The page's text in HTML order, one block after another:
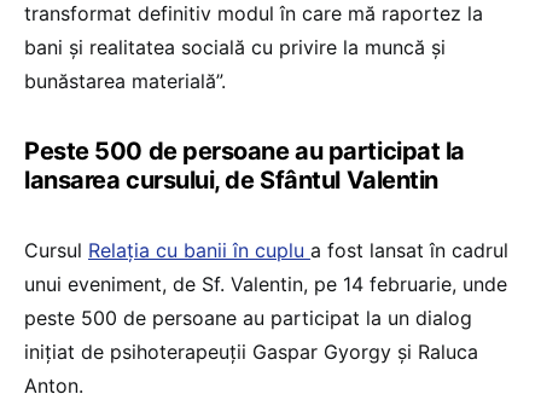
transformat definitiv modul în care mă raportez la
bani și realitatea socială cu privire la muncă și
bunăstarea materială”.
Peste 500 de persoane au participat la
lansarea cursului, de Sfântul Valentin
Cursul Relația cu banii în cuplu a fost lansat în cadrul
unui eveniment, de Sf. Valentin, pe 14 februarie, unde
peste 500 de persoane au participat la un dialog
inițiat de psihoterapeuții Gaspar Gyorgy și Raluca
Anton.